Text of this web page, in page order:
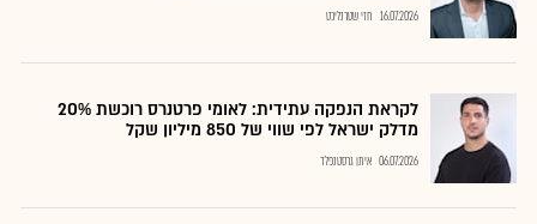
16.07.2026 חזי שטרנליכט
לקראת הנפקה עתידית: לאומי פרטנרס רוכשת 20%
מדלק ישראל לפי שווי של 850 מיליון שקל
06.07.2026 איתן גרסטנפלד